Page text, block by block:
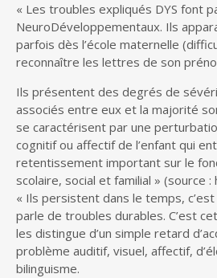
« Les troubles expliqués DYS font
NeuroDéveloppementaux. Ils
parfois dès l’école maternelle
reconnaître les lettres de son
Ils présentent des degrés de
associés entre eux et la majorité
se caractérisent par une
cognitif ou affectif de l’enfant qui
retentissement important sur le
scolaire, social et familial » (source
« Ils persistent dans le temps, c’est
parle de troubles durables. C’est
les distingue d’un simple retard
problème auditif, visuel, affectif,
bilinguisme.